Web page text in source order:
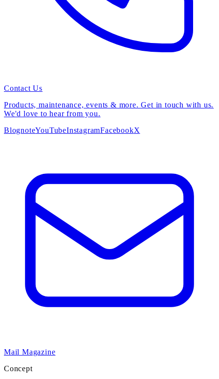
Contact Us
Products, maintenance, events & more. Get in touch with us.
We'd love to hear from you.
BlognoteYouTubeInstagramFacebookX
Mail Magazine
Concept